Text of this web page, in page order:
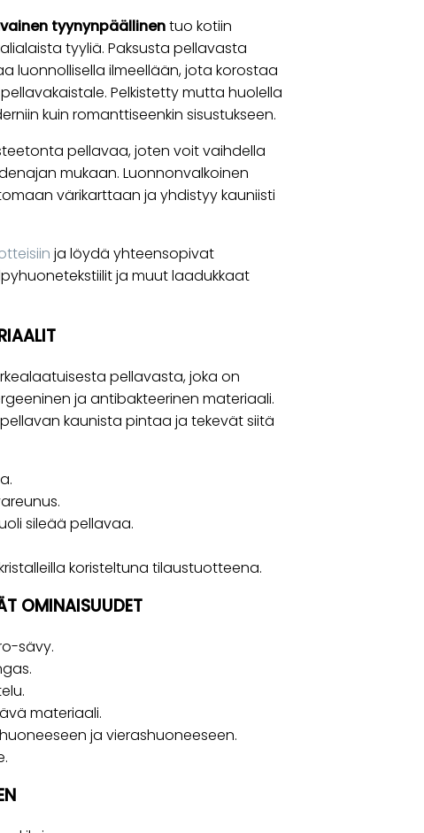
tyynynpäällinentuo kotiin
tyyliä. Paksusta pellavasta
luonnollisella ilmeellään, jota korostaa
Pelkistetty mutta huolella
kuin romanttiseenkin sisustukseen.
pellavaa, joten voit vaihdella
mukaan. Luonnonvalkoinen
värikarttaan ja yhdistyy kauniisti
ja löydä yhteensopivat
ja muut laadukkaat
pellavasta, joka on
ja antibakteerinen materiaali.
kaunista pintaa ja tekevät siitä
sileää pellavaa.
koristeltuna tilaustuotteena.
OMINAISUUDET
sävy.
materiaali.
ja vierashuoneeseen.